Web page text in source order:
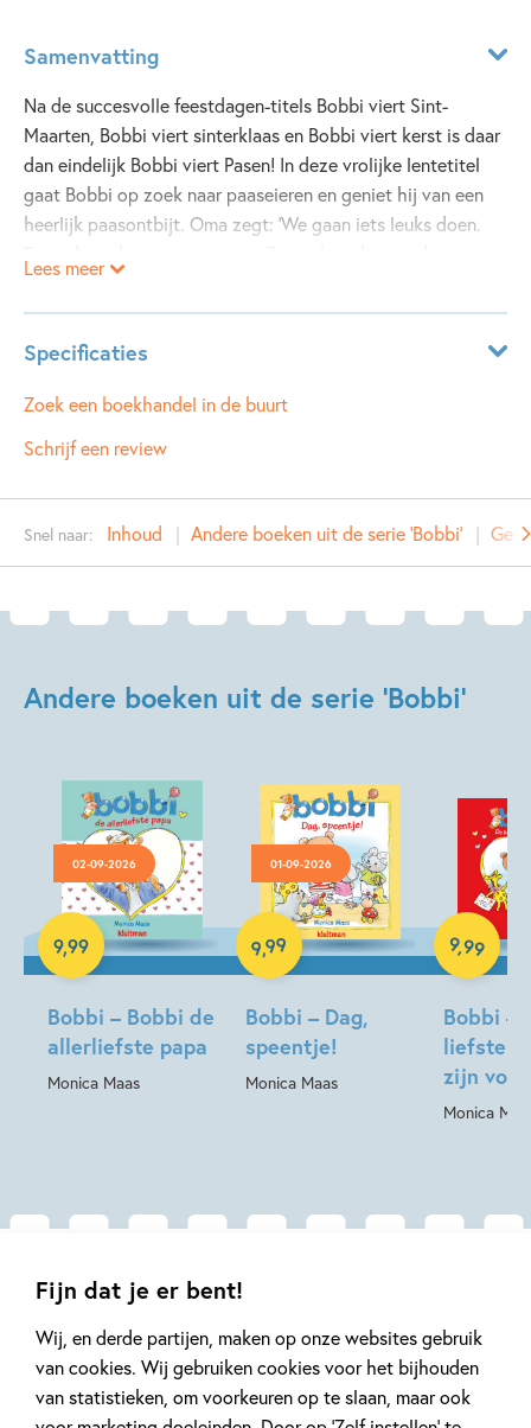
Fijn dat je er bent!
Wij, en derde partijen, maken op onze websites gebruik
van cookies. Wij gebruiken cookies voor het bijhouden
van statistieken, om voorkeuren op te slaan, maar ook
Samenvatting
Na de succesvolle feestdagen-titels Bobbi viert Sint-
Maarten, Bobbi viert sinterklaas en Bobbi viert kerst is daar
dan eindelijk Bobbi viert Pasen! In deze vrolijke lentetitel
gaat Bobbi op zoek naar paaseieren en geniet hij van een
heerlijk paasontbijt. Oma zegt: ‘We gaan iets leuks doen.
eitjes? Zullen we ze verven, Bob?’
Lees meer
Specificaties
ISBN: 9789020684629
NUR:
Auteur(s): Monica Maas
Illustrator:
Monica Maas
Aantal pagina's:
32
Verschijningsdatum:
01-02-2027
Peuterboeken
Poëzie, liedjes & rijm
Monica Maas
Zoek een boekhandel in de buurt
Schrijf een review
Snel naar: Inhoud Andere boeken uit de serie 'Bobbi'
Andere boeken uit de serie 'Bobbi'
02-09-2026
Bobbi – Bobbi de
allerliefste papa
Monica Maas
9,99
Hardcover
01-09-2026
Bobbi – Dag,
speentje!
Monica Maas
9,99
Hardcover
Bobbi –
liefste
zijn
Monica
9,99
Hardcover
Gerelateerde artikelen
Tiplijst